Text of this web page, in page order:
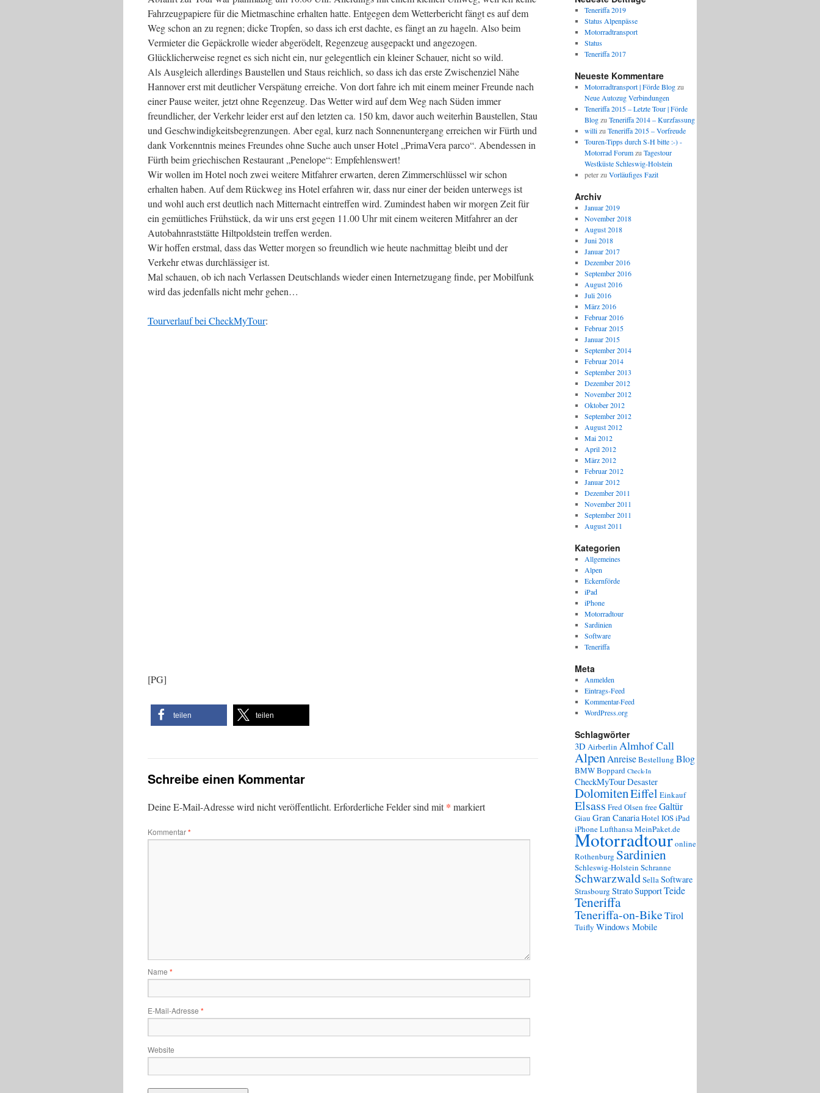
Fahrzeugpapiere für die Mietmaschine erhalten hatte. Entgegen dem Wetterbericht fängt es auf dem
Weg schon an zu regnen; dicke Tropfen, so dass ich erst dachte, es fängt an zu hageln. Also beim
Vermieter die Gepäckrolle wieder abgerödelt, Regenzeug ausgepackt und angezogen.
Glücklicherweise regnet es sich nicht ein, nur gelegentlich ein kleiner Schauer, nicht so wild.
Als Ausgleich allerdings Baustellen und Staus reichlich, so dass ich das erste Zwischenziel Nähe
Hannover erst mit deutlicher Verspätung erreiche. Von dort fahre ich mit einem meiner Freunde nach
einer Pause weiter, jetzt ohne Regenzeug. Das Wetter wird auf dem Weg nach Süden immer
freundlicher, der Verkehr leider erst auf den letzten ca. 150 km, davor auch weiterhin Baustellen, Stau
und Geschwindigkeitsbegrenzungen. Aber egal, kurz nach Sonnenuntergang erreichen wir Fürth und
dank Vorkenntnis meines Freundes ohne Suche auch unser Hotel „PrimaVera parco“. Abendessen in
Fürth beim griechischen Restaurant „Penelope“: Empfehlenswert!
Wir wollen im Hotel noch zwei weitere Mitfahrer erwarten, deren Zimmerschlüssel wir schon
erhalten haben. Auf dem Rückweg ins Hotel erfahren wir, dass nur einer der beiden unterwegs ist
und wohl auch erst deutlich nach Mitternacht eintreffen wird. Zumindest haben wir morgen Zeit für
ein gemütliches Frühstück, da wir uns erst gegen 11.00 Uhr mit einem weiteren Mitfahrer an der
Autobahnraststätte Hiltpoldstein treffen werden.
Wir hoffen erstmal, dass das Wetter morgen so freundlich wie heute nachmittag bleibt und der
Verkehr etwas durchlässiger ist.
Mal schauen, ob ich nach Verlassen Deutschlands wieder einen Internetzugang finde, per Mobilfunk
wird das jedenfalls nicht mehr gehen…
Tourverlauf bei CheckMyTour:
[PG]
teilen teilen
Schreibe einen Kommentar
Deine E-Mail-Adresse wird nicht veröffentlicht. Erforderliche Felder sind mit* markiert
Kommentar*
Name *
E-Mail-Adresse *
Website
Teneriffa 2019
Status Alpenpässe
Motorradtransport
Status
Teneriffa 2017
Neueste Kommentare
Motorradtransport | Förde Blogzu
Neue Autozug Verbindungen
Teneriffa 2015 – Letzte Tour | Förde
Blogzu Teneriffa 2014 – Kurzfassung
willizu Teneriffa 2015 – Vorfreude
Touren-Tipps durch S-H bitte :-) -
Motorrad Forumzu Tagestour
Westküste Schleswig-Holstein
peterzu Vorläufiges Fazit
Archiv
Januar 2019
November 2018
August 2018
Juni 2018
Januar 2017
Dezember 2016
September 2016
August 2016
Juli 2016
März 2016
Februar 2016
Februar 2015
Januar 2015
September 2014
Februar 2014
September 2013
Dezember 2012
November 2012
Oktober 2012
September 2012
August 2012
Mai 2012
April 2012
März 2012
Februar 2012
Januar 2012
Dezember 2011
November 2011
September 2011
August 2011
Kategorien
Allgemeines
Alpen
Eckernförde
iPad
iPhone
Motorradtour
Sardinien
Software
Teneriffa
Meta
Anmelden
Eintrags-Feed
Kommentar-Feed
WordPress.org
Schlagwörter
3D Airberlin Almhof Call
AlpenAnreiseBestellung Blog
BMWBoppard Check-In
CheckMyTourDesaster
DolomitenEiffel Einkauf
Elsass Fred Olsen freeGaltür
Giau Gran CanariaHotel IOSiPad
iPhoneLufthansaMeinPaket.de
Motorradtouronline
Rothenburg Sardinien
Schleswig-Holstein Schranne
SchwarzwaldSellaSoftware
Strasbourg StratoSupportTeide
Teneriffa
Teneriffa-on-BikeTirol
Tuifly Windows Mobile